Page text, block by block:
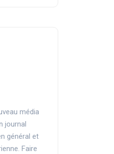
média
journal
général et
Faire